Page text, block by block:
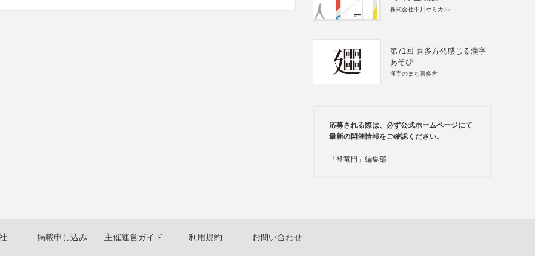
株式会社中川ケミカル
第71回 喜多方発感じる漢字
あそび
漢字のまち喜多方
応募される際は、必ず公式ホームページにて
最新の開催情報をご確認ください。
「登竜門」編集部
掲載申し込み 主催運営ガイド 利用規約 お問い合わせ